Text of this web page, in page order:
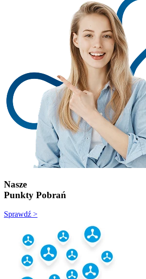
Nasze
Punkty Pobrań
Sprawdź >